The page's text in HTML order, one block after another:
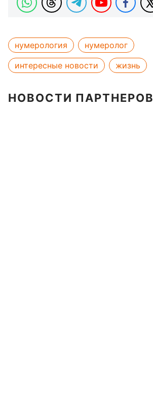
нумерология
нумеролог
интересные новости
жизнь
НОВОСТИ ПАРТНЕРОВ